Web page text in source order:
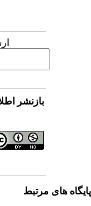
بازنشر
های مرتبط